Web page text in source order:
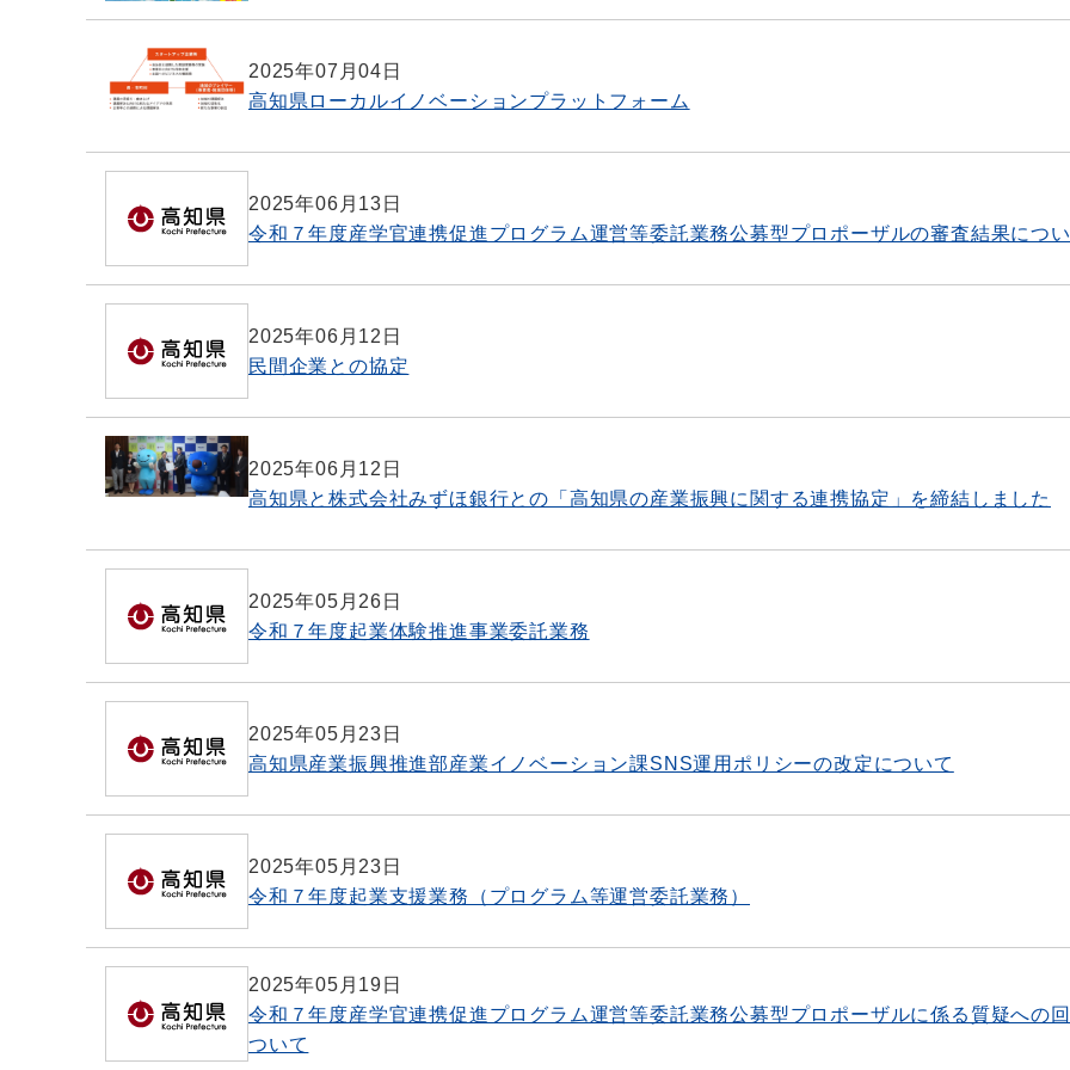
2025年07月04日
高知県ローカルイノベーションプラットフォーム
2025年06月13日
令和７年度産学官連携促進プログラム運営等委託業務公募型プロポーザルの審査結果につ
2025年06月12日
民間企業との協定
2025年06月12日
高知県と株式会社みずほ銀行との「高知県の産業振興に関する連携協定」を締結しました
2025年05月26日
令和７年度起業体験推進事業委託業務
2025年05月23日
高知県産業振興推進部産業イノベーション課SNS運用ポリシーの改定について
2025年05月23日
令和７年度起業支援業務（プログラム等運営委託業務）
2025年05月19日
令和７年度産学官連携促進プログラム運営等委託業務公募型プロポーザルに係る質疑への
ついて